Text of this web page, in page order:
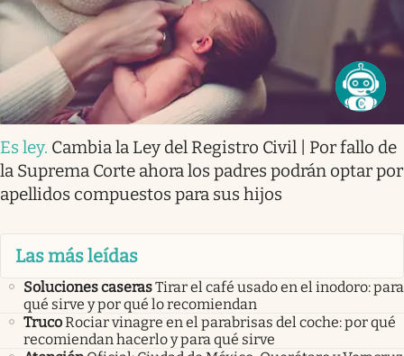
Es ley. Cambia la Ley del Registro Civil | Por fallo de
la Suprema Corte ahora los padres podrán optar por
apellidos compuestos para sus hijos
Las más leídas
Soluciones caserasTirar el café usado en el inodoro: para
qué sirve y por qué lo recomiendan
TrucoRociar vinagre en el parabrisas del coche: por qué
recomiendan hacerlo y para qué sirve